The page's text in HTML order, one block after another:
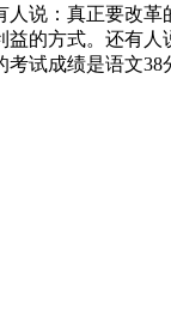
说：真正要改
的方式。还有
试成绩是语文38